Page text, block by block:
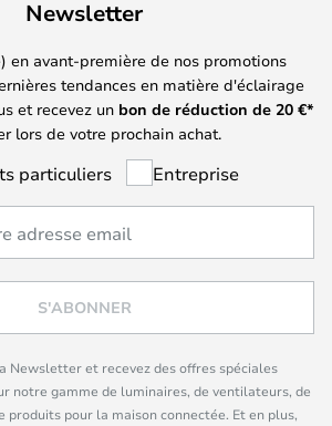
Newsletter
en avant-première de nos promotions
tendances en matière d'éclairage
et recevez un bon de réduction de 20 €*
lors de votre prochain achat.
particuliers Entreprise
S'ABONNER
Newsletter et recevez des offres spéciales
notre gamme de luminaires, de ventilateurs, de
produits pour la maison connectée. Et en plus,